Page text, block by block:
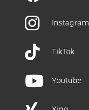
Instagram
TikTok
Youtube